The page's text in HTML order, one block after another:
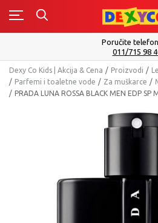
0
Poručite
011/715 98
Dexy Co Kids | Akcija & Cena Proizvodi
Parfemi i toaletne vode
Za muškarce
PRADA LUNA ROSSA BLACK MEN EDP SP